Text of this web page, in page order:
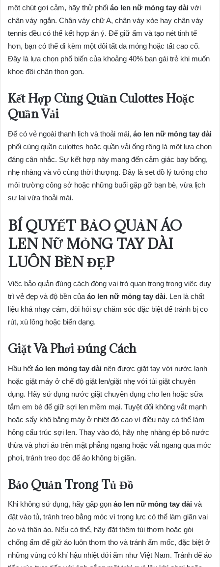
một chút gợi cảm, hãy thử phối áo len nữ mỏng tay dài với
chân váy ngắn. Chân váy chữ A, chân váy xòe hay chân váy
tennis đều có thể kết hợp ăn ý. Để giữ ấm và tạo nét tinh tế
hơn, bạn có thể đi kèm một đôi tất da mỏng hoặc tất cao cổ.
Đây là lựa chọn phổ biến của khoảng 40% bạn gái trẻ khi muốn
khoe đôi chân thon gọn.
Kết Hợp Cùng Quần Culottes Hoặc
Quần Vải
Để có vẻ ngoài thanh lịch và thoải mái, áo len nữ mỏng tay dài
phối cùng quần culottes hoặc quần vải ống rộng là một lựa chọn
đáng cân nhắc. Sự kết hợp này mang đến cảm giác bay bổng,
nhẹ nhàng và vô cùng thời thượng. Đây là set đồ lý tưởng cho
môi trường công sở hoặc những buổi gặp gỡ bạn bè, vừa lịch
sự lại vừa thoải mái.
BÍ QUYẾT BẢO QUẢN ÁO
LEN NỮ MỎNG TAY DÀI
LUÔN BỀN ĐẸP
Việc bảo quản đúng cách đóng vai trò quan trọng trong việc duy
trì vẻ đẹp và độ bền của áo len nữ mỏng tay dài. Len là chất
liệu khá nhạy cảm, đòi hỏi sự chăm sóc đặc biệt để tránh bị co
rút, xù lông hoặc biến dạng.
Giặt Và Phơi Đúng Cách
Hầu hết áo len mỏng tay dài nên được giặt tay với nước lạnh
hoặc giặt máy ở chế độ giặt len/giặt nhẹ với túi giặt chuyên
dụng. Hãy sử dụng nước giặt chuyên dụng cho len hoặc sữa
tắm em bé để giữ sợi len mềm mại. Tuyệt đối không vắt mạnh
hoặc sấy khô bằng máy ở nhiệt độ cao vì điều này có thể làm
hỏng cấu trúc sợi len. Thay vào đó, hãy nhẹ nhàng ép bỏ nước
thừa và phơi áo trên mặt phẳng ngang hoặc vắt ngang qua móc
phơi, tránh treo dọc để áo không bị giãn.
Bảo Quản Trong Tủ Đồ
Khi không sử dụng, hãy gấp gọn áo len nữ mỏng tay dài và
đặt vào tủ, tránh treo bằng móc vì trọng lực có thể làm giãn vai
áo và thân áo. Nếu có thể, hãy đặt thêm túi thơm hoặc gói
chống ẩm để giữ áo luôn thơm tho và tránh ẩm mốc, đặc biệt ở
những vùng có khí hậu nhiệt đới ẩm như Việt Nam. Tránh để áo